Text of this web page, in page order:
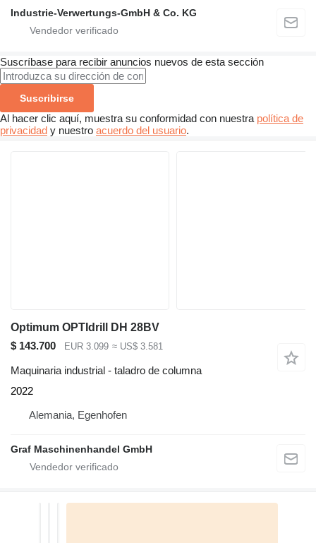
Industrie-Verwertungs-GmbH & Co. KG
Suscríbase para recibir anuncios nuevos de esta sección
Suscribirse
Al hacer clic aquí, muestra su conformidad con nuestra política de
privacidad y nuestro acuerdo del usuario.
Optimum OPTIdrill DH 28BV
$ 143.700
EUR 3.099 ≈ US$ 3.581
Maquinaria industrial - taladro de columna
2022
Alemania, Egenhofen
Graf Maschinenhandel GmbH